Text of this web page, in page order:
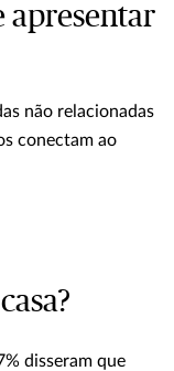
apresentar
não relacionadas
conectam ao
disseram que